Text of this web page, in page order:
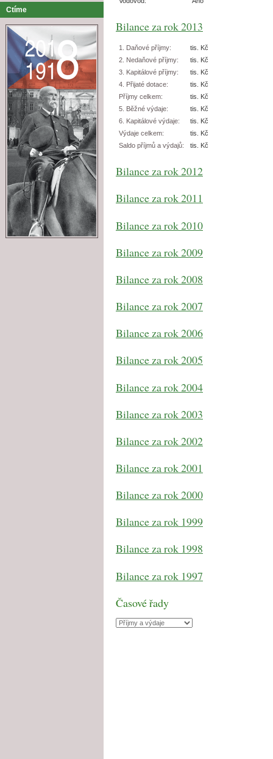
Ctíme
Bilance za rok 2013
1. Daňové příjmy:
tis. Kč
2. Nedaňové příjmy:
tis. Kč
3. Kapitálové příjmy:
tis. Kč
4. Přijaté dotace:
tis. Kč
Příjmy celkem:
tis. Kč
5. Běžné výdaje:
tis. Kč
6. Kapitálové výdaje:
tis. Kč
Výdaje celkem:
tis. Kč
Saldo příjmů a výdajů:
tis. Kč
Bilance za rok 2012
Bilance za rok 2011
Bilance za rok 2010
Bilance za rok 2009
Bilance za rok 2008
Bilance za rok 2007
Bilance za rok 2006
Bilance za rok 2005
Bilance za rok 2004
Bilance za rok 2003
Bilance za rok 2002
Bilance za rok 2001
Bilance za rok 2000
Bilance za rok 1999
Bilance za rok 1998
Bilance za rok 1997
Časové řady